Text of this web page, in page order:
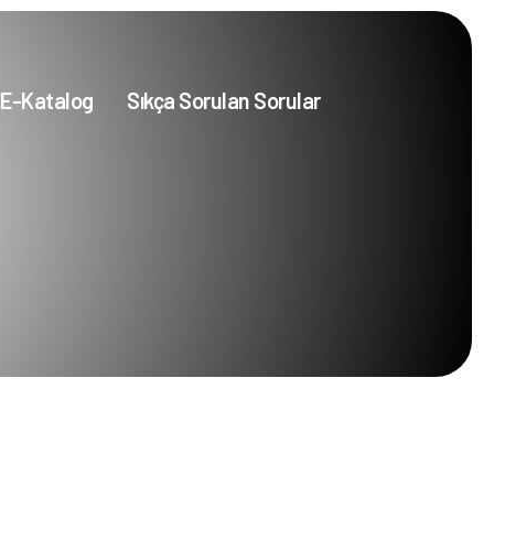
E-Katalog Sıkça Sorulan Sorular